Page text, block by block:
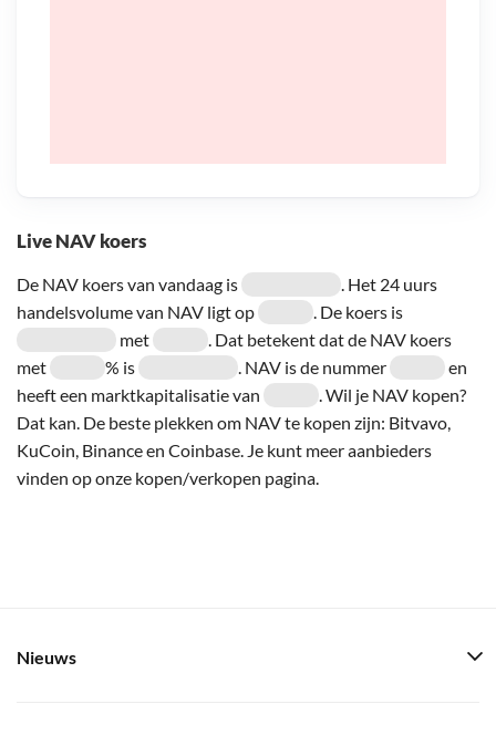
Live NAV koers
De NAV koers van vandaag is
. Het 24 uurs
handelsvolume van NAV ligt op
. De koers is
met
. Dat betekent dat de NAV koers
met
% is . NAV is de nummer
en
heeft een marktkapitalisatie van
. Wil je NAV kopen?
Dat kan. De beste plekken om NAV te kopen zijn: Bitvavo,
KuCoin, Binance en Coinbase. Je kunt meer aanbieders
vinden op onze kopen/verkopen pagina.
Nieuws